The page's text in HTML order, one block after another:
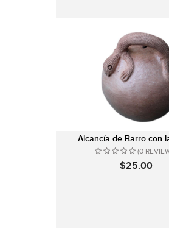
Alcancía de Barro con
(0
$25.00